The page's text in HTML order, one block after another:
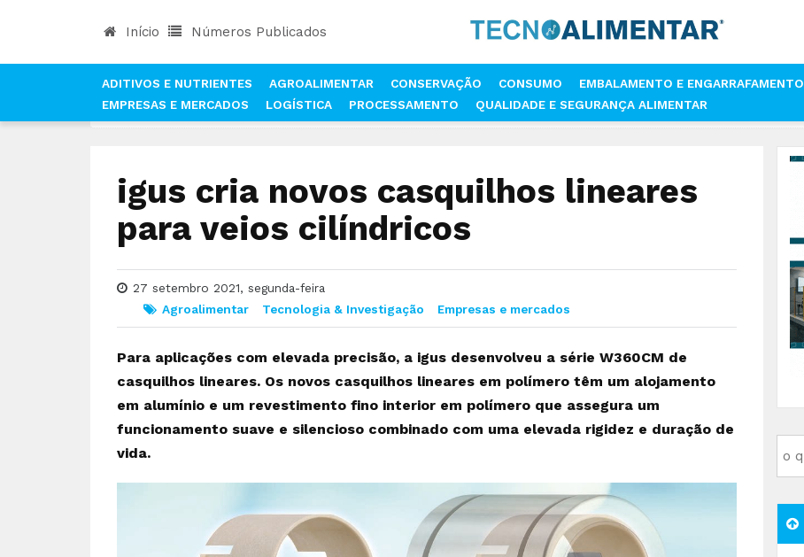
Início Números Publicados
ADITIVOS E NUTRIENTES AGROALIMENTAR CONSERVAÇÃO CONSUMO
EMBALAMENTO E ENGARRAFAMENTO
EMPRESAS E MERCADOS
LOGÍSTICA PROCESSAMENTO QUALIDADE E SEGURANÇA ALIMENTAR
IGUS CRIA NOVOS CASQUILHOS LINEARES PARA VEIOS CILÍNDRICOS
igus cria novos casquilhos lineares
para veios cilíndricos
27 setembro 2021, segunda-feira
Agroalimentar
Tecnologia & Investigação Empresas e mercados
Para aplicações com elevada precisão, a igus desenvolveu a série W360CM de
casquilhos lineares. Os novos casquilhos lineares em polímero têm um alojamento
em alumínio e um revestimento fino interior em polímero que assegura um
funcionamento suave e silencioso combinado com uma elevada rigidez e duração de
vida.